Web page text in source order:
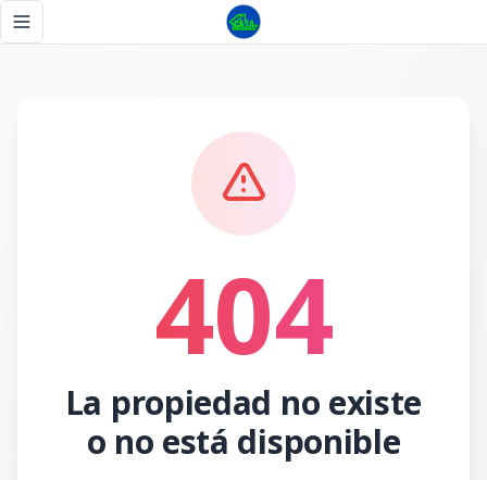
Toggle navigation menu
404
La propiedad no existe
o no está disponible
Página no encontrada - Tu Casa RD